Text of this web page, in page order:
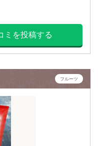
ミを投稿する
フルーツ